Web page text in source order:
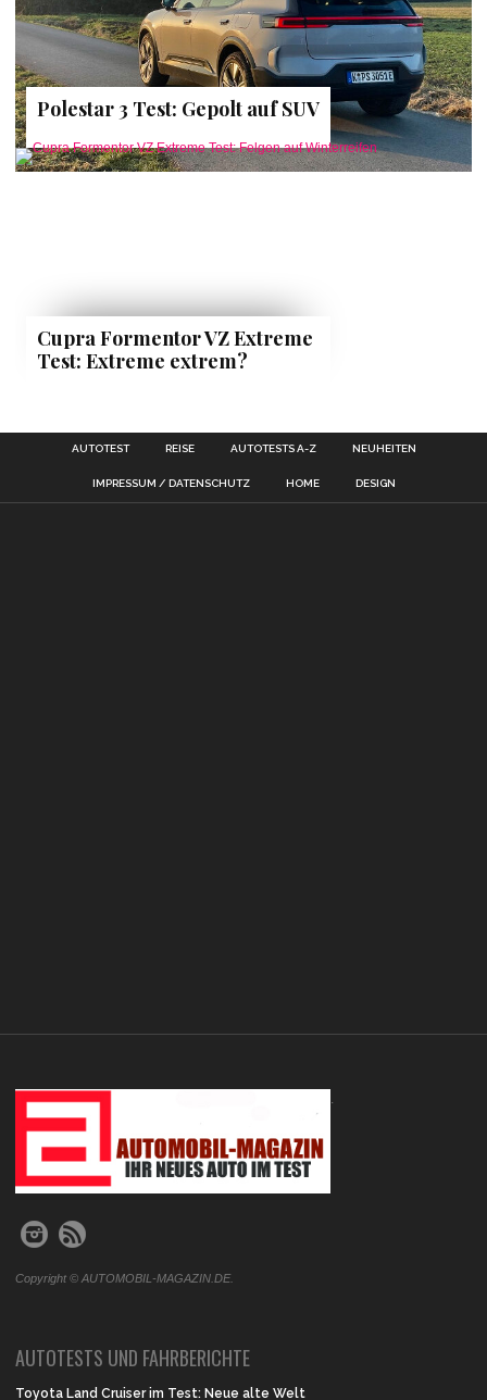
Polestar 3 Test: Gepolt auf SUV
Cupra Formentor VZ Extreme
Test: Extreme extrem?
AUTOTEST REISE AUTOTESTS A-Z NEUHEITEN
IMPRESSUM / DATENSCHUTZ HOME DESIGN
Copyright © AUTOMOBIL-MAGAZIN.DE.
AUTOTESTS UND FAHRBERICHTE
Toyota Land Cruiser im Test: Neue alte Welt